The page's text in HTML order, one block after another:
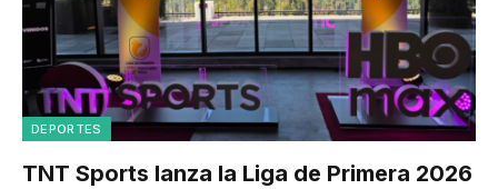
DEPORTES
TNT Sports lanza la Liga de Primera 2026